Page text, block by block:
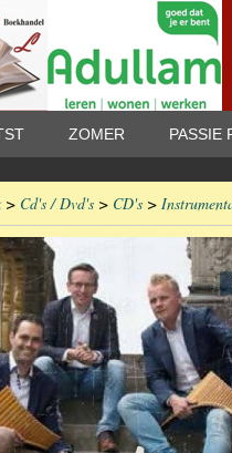
ZOMER PASSIE
> Cd's / Dvd's > CD's >